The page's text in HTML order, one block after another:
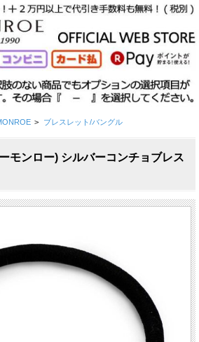
> ブレスレット/バングル
モンロー) シルバーコンチョブレス